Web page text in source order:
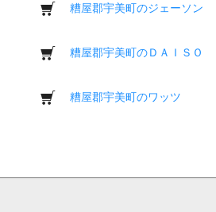
糟屋郡宇美町のジェーソン
糟屋郡宇美町のＤＡＩＳＯ
糟屋郡宇美町のワッツ